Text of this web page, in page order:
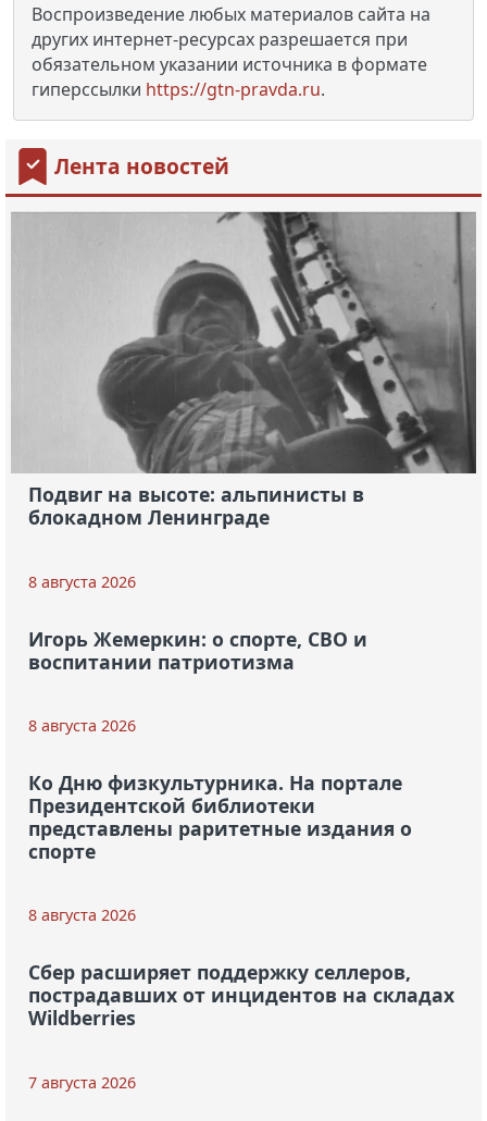
Воспроизведение любых материалов сайта на
других интернет-ресурсах разрешается при
обязательном указании источника в формате
гиперссылки https://gtn-pravda.ru.
Лента новостей
Подвиг на высоте: альпинисты в
блокадном Ленинграде
8 августа 2026
Игорь Жемеркин: о спорте, СВО и
воспитании патриотизма
8 августа 2026
Ко Дню физкультурника. На портале
Президентской библиотеки
представлены раритетные издания о
спорте
8 августа 2026
Сбер расширяет поддержку селлеров,
пострадавших от инцидентов на складах
Wildberries
7 августа 2026